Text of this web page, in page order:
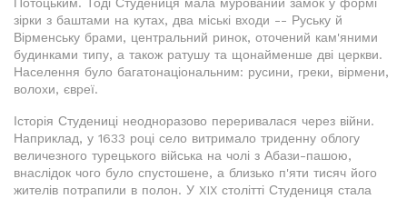
Потоцьким. Тоді Студениця мала мурований замок у формі
зірки з баштами на кутах, два міські входи -- Руську й
Вірменську брами, центральний ринок, оточений кам'яними
будинками типу, а також ратушу та щонайменше дві церкви.
Населення було багатонаціональним: русини, греки, вірмени,
волохи, євреї.
Історія Студениці неодноразово переривалася через війни.
Наприклад, у 1633 році село витримало триденну облогу
величезного турецького війська на чолі з Абази-пашою,
внаслідок чого було спустошене, а близько п'яти тисяч його
жителів потрапили в полон. У XIX столітті Студениця стала